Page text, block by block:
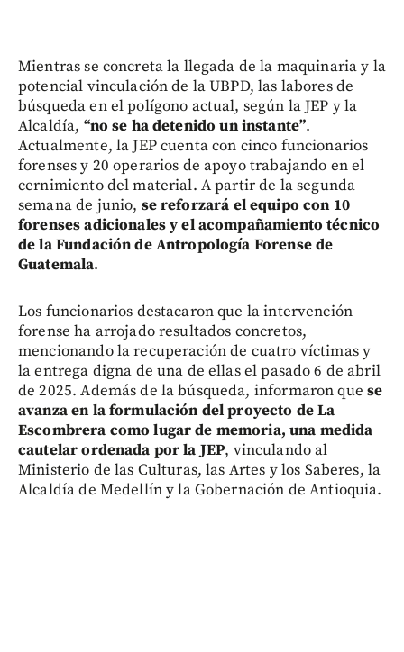
Mientras se concreta la llegada de la maquinaria y la
potencial vinculación de la UBPD, las labores de
búsqueda en el polígono actual, según la JEP y la
Alcaldía, “no se ha detenido un instante”.
Actualmente, la JEP cuenta con cinco funcionarios
forenses y 20 operarios de apoyo trabajando en el
cernimiento del material. A partir de la segunda
semana de junio, se reforzará el equipo con 10
forenses adicionales y el acompañamiento técnico
de la Fundación de Antropología Forense de
Guatemala.
Los funcionarios destacaron que la intervención
forense ha arrojado resultados concretos,
mencionando la recuperación de cuatro víctimas y
la entrega digna de una de ellas el pasado 6 de abril
de 2025. Además de la búsqueda, informaron quese
avanza en la formulación del proyecto de La
Escombrera como lugar de memoria, una medida
cautelar ordenada por la JEP, vinculando al
Ministerio de las Culturas, las Artes y los Saberes, la
Alcaldía de Medellín y la Gobernación de Antioquia.